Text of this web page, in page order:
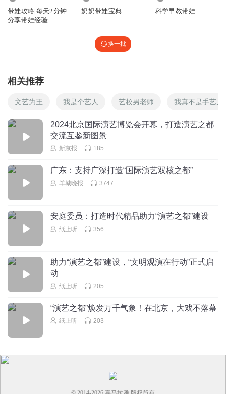
带娃攻略|每天2分钟
分享带娃经验
奶奶带娃宝典 科学早教带娃
换一批
相关推荐
文艺为王 我是个艺人 艺校男老师 我真不是手艺人
2024北京国际演艺博览会开幕，打造演艺之都
交流互鉴新图景
新京报 185
广东：支持广深打造“国际演艺双核之都”
羊城晚报 3747
安庭委员：打造时代精品助力“演艺之都”建设
纸上听 356
助力“演艺之都”建设，“文明观演在行动”正式启
动
纸上听 205
“演艺之都”焕发万千气象！在北京，大戏不落幕
纸上听 203